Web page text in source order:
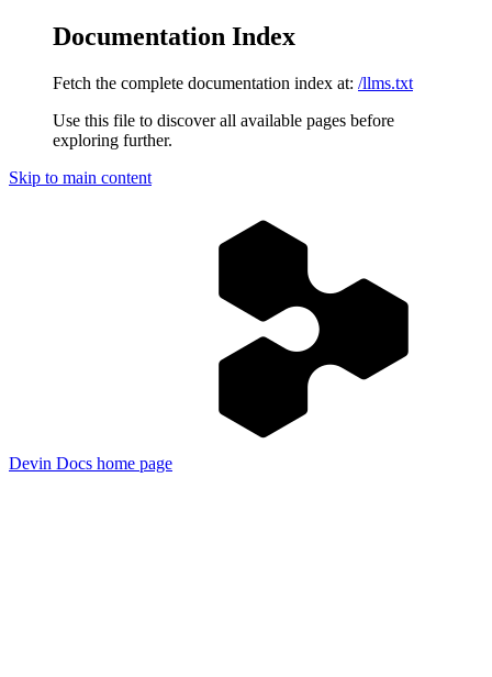
Documentation Index
Fetch the complete documentation index at: /llms.txt
Use this file to discover all available pages before
exploring further.
Skip to main content
Devin Docs home page